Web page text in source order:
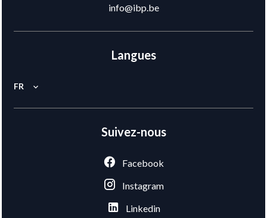
info@ibp.be
Langues
FR
Suivez-nous
Facebook
Instagram
Linkedin